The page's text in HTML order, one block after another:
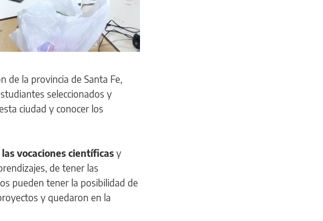
de la provincia de Santa Fe,
seleccionados y
ciudad y conocer los
vocaciones científicas y
de tener las
pueden tener la posibilidad de
y quedaron en la